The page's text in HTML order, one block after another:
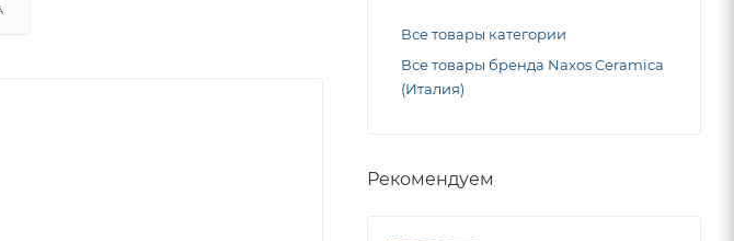
Все товары категории
Все товары бренда Naxos Ceramica
(Италия)
Рекомендуем